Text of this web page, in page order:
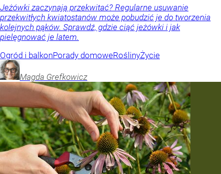
Jeżówki zaczynają przekwitać? Regularne usuwanie
przekwitłych kwiatostanów może pobudzić je do tworzenia
kolejnych pąków. Sprawdź, gdzie ciąć jeżówki i jak
pielęgnować je latem.
Ogród i balkonPorady domoweRoślinyŻycie
Magda Grefkowicz